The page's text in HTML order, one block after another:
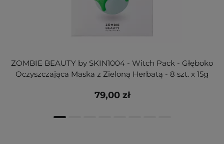
ZOMBIE BEAUTY by SKIN1004 - Witch Pack - Głęboko
Oczyszczająca Maska z Zieloną Herbatą - 8 szt. x 15g
79,00 zł